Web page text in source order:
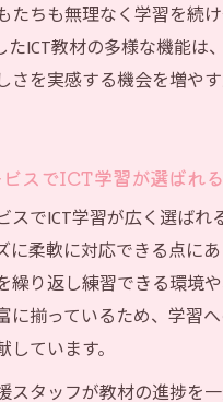
たちも無理なく学習を続
たICT教材の多様な機能は
さを実感する機会を増や
スでICT学習が選ばれ
でICT学習が広く選ばれ
柔軟に対応できる点にあ
繰り返し練習できる環境
に揃っているため、学習
ています。
スタッフが教材の進捗を